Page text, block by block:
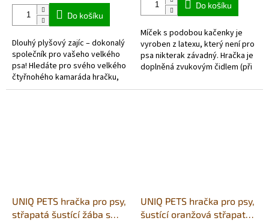
Do košíku
Dlouhý plyšový zajíc – dokonalý
společník pro vašeho velkého
psa! Hledáte pro svého velkého
čtyřnohého kamaráda hračku,
která ho nejen zabaví, ale také
hvězdiček.
Do košíku
Míček s podobou kačenky je
vyroben z latexu, který není pro
psa nikterak závadný. Hračka je
doplněná zvukovým čidlem (při
polyesterem.
UNIQ PETS hračka pro psy,
střapatá šustící žába s
UNIQ PETS hračka pro psy,
šustící oranžová střapatá